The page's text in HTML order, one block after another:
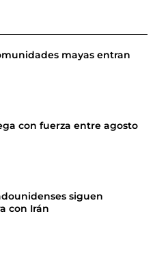
mayas entran
con fuerza entre agosto
siguen
con Irán